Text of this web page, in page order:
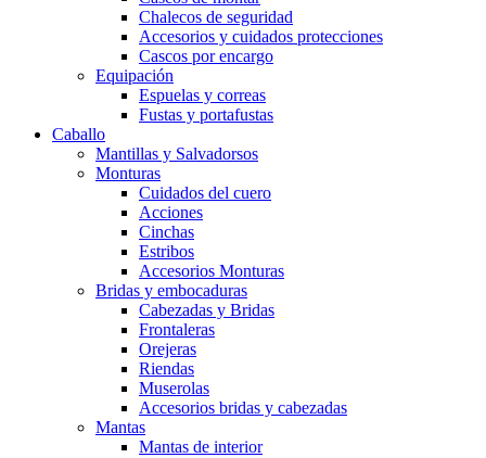
Chalecos de seguridad
Accesorios y cuidados protecciones
Cascos por encargo
Equipación
Espuelas y correas
Fustas y portafustas
Caballo
Mantillas y Salvadorsos
Monturas
Cuidados del cuero
Acciones
Cinchas
Estribos
Accesorios Monturas
Bridas y embocaduras
Cabezadas y Bridas
Frontaleras
Orejeras
Riendas
Muserolas
Accesorios bridas y cabezadas
Mantas
Mantas de interior